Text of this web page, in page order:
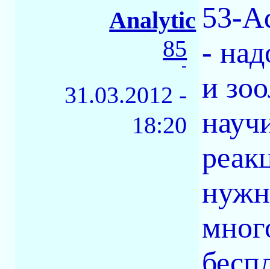
Analytic
85
-
31.03.2012 -
18:20
53-
-
и